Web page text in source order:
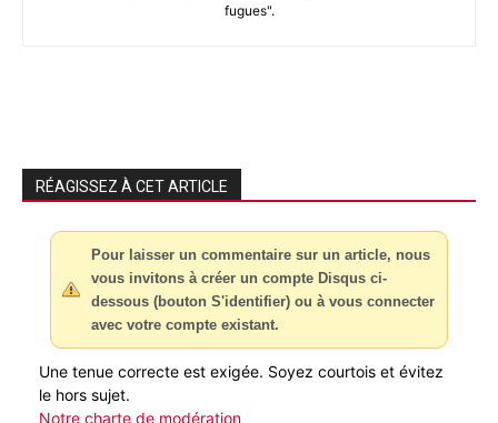
fugues".
RÉAGISSEZ À CET ARTICLE
Pour laisser un commentaire sur un article, nous
vous invitons à créer un compte Disqus ci-
dessous (bouton S'identifier) ou à vous connecter
avec votre compte existant.
Une tenue correcte est exigée. Soyez courtois et évitez
le hors sujet.
Notre charte de modération